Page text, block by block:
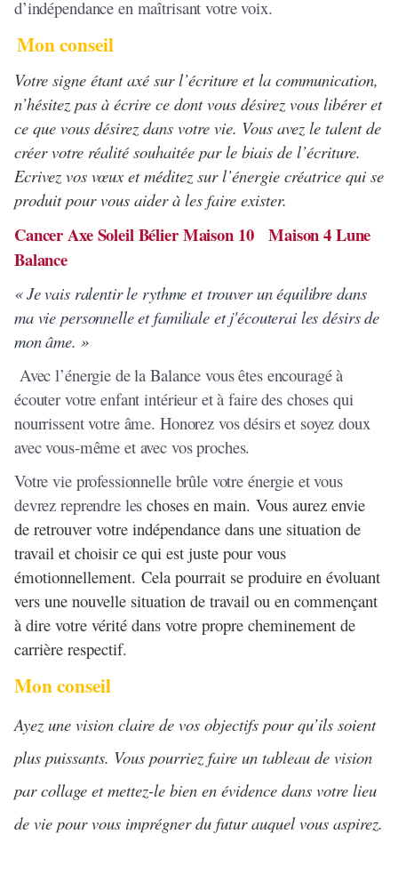
d’indépendance en maîtrisant votre voix.
Mon conseil
Votre signe étant axé sur l’écriture et la communication,
n’hésitez pas à écrire ce dont vous désirez vous libérer et
ce que vous désirez dans votre vie. Vous avez le talent de
créer votre réalité souhaitée par le biais de l’écriture.
Ecrivez vos vœux et méditez sur l’énergie créatrice qui se
produit pour vous aider à les faire exister.
Cancer Axe Soleil Bélier Maison 10 Maison 4 Lune
Balance
« Je vais ralentir le rythme et trouver un équilibre dans
ma vie personnelle et familiale et j'écouterai les désirs de
mon âme. »
Avec l’énergie de la Balance vous êtes encouragé à
écouter votre enfant intérieur et à faire des choses qui
nourrissent votre âme. Honorez vos désirs et soyez doux
avec vous-même et avec vos proches.
Votre vie professionnelle brûle votre énergie et vous
devrez reprendre les choses en main. Vous aurez envie
de retrouver votre indépendance dans une situation de
travail et choisir ce qui est juste pour vous
émotionnellement. Cela pourrait se produire en évoluant
vers une nouvelle situation de travail ou en commençant
à dire votre vérité dans votre propre cheminement de
carrière respectif.
Mon conseil
Ayez une vision claire de vos objectifs pour qu’ils soient
plus puissants. Vous pourriez faire un tableau de vision
par collage et mettez-le bien en évidence dans votre lieu
de vie pour vous imprégner du futur auquel vous aspirez.